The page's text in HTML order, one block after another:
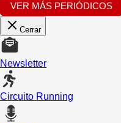
VER MÁS PERIÓDICOS
Cerrar
Newsletter
Circuito Running